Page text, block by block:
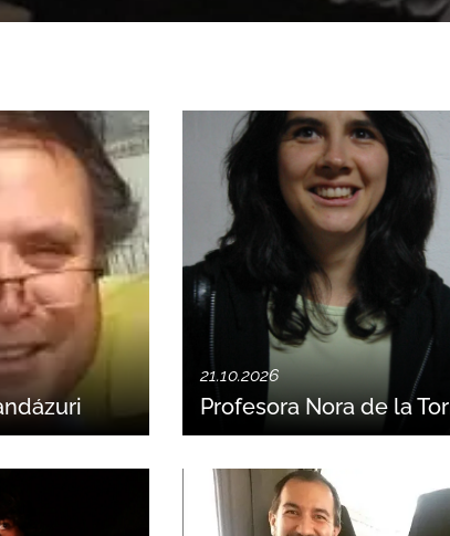
21.10.2026
Profesora Nora de la